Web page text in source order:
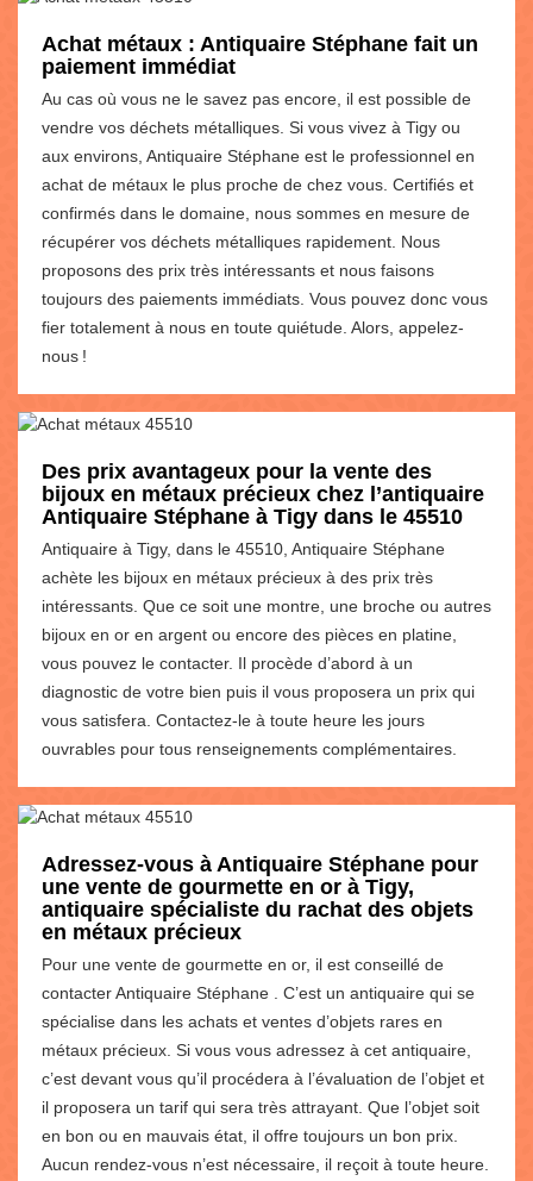
Achat métaux : Antiquaire Stéphane fait un
paiement immédiat
Au cas où vous ne le savez pas encore, il est possible de
vendre vos déchets métalliques. Si vous vivez à Tigy ou
aux environs, Antiquaire Stéphane est le professionnel en
achat de métaux le plus proche de chez vous. Certifiés et
confirmés dans le domaine, nous sommes en mesure de
récupérer vos déchets métalliques rapidement. Nous
proposons des prix très intéressants et nous faisons
toujours des paiements immédiats. Vous pouvez donc vous
fier totalement à nous en toute quiétude. Alors, appelez-
nous !
Des prix avantageux pour la vente des
bijoux en métaux précieux chez l’antiquaire
Antiquaire Stéphane à Tigy dans le 45510
Antiquaire à Tigy, dans le 45510, Antiquaire Stéphane
achète les bijoux en métaux précieux à des prix très
intéressants. Que ce soit une montre, une broche ou autres
bijoux en or en argent ou encore des pièces en platine,
vous pouvez le contacter. Il procède d’abord à un
diagnostic de votre bien puis il vous proposera un prix qui
vous satisfera. Contactez-le à toute heure les jours
ouvrables pour tous renseignements complémentaires.
Adressez-vous à Antiquaire Stéphane pour
une vente de gourmette en or à Tigy,
antiquaire spécialiste du rachat des objets
en métaux précieux
Pour une vente de gourmette en or, il est conseillé de
contacter Antiquaire Stéphane . C’est un antiquaire qui se
spécialise dans les achats et ventes d’objets rares en
métaux précieux. Si vous vous adressez à cet antiquaire,
c’est devant vous qu’il procédera à l’évaluation de l’objet et
il proposera un tarif qui sera très attrayant. Que l’objet soit
en bon ou en mauvais état, il offre toujours un bon prix.
Aucun rendez-vous n’est nécessaire, il reçoit à toute heure.